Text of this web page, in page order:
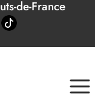
de-France